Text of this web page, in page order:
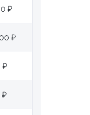
₽
₽
₽
₽